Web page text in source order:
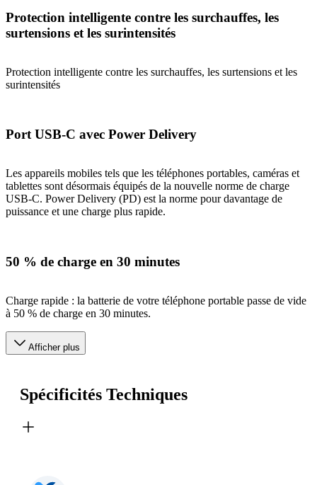
Protection intelligente contre les surchauffes, les
surtensions et les surintensités
Protection intelligente contre les surchauffes, les surtensions et les
surintensités
Port USB-C avec Power Delivery
Les appareils mobiles tels que les téléphones portables, caméras et
tablettes sont désormais équipés de la nouvelle norme de charge
USB-C. Power Delivery (PD) est la norme pour davantage de
puissance et une charge plus rapide.
50 % de charge en 30 minutes
Charge rapide : la batterie de votre téléphone portable passe de vide
à 50 % de charge en 30 minutes.
Afficher plus
Spécificités Techniques